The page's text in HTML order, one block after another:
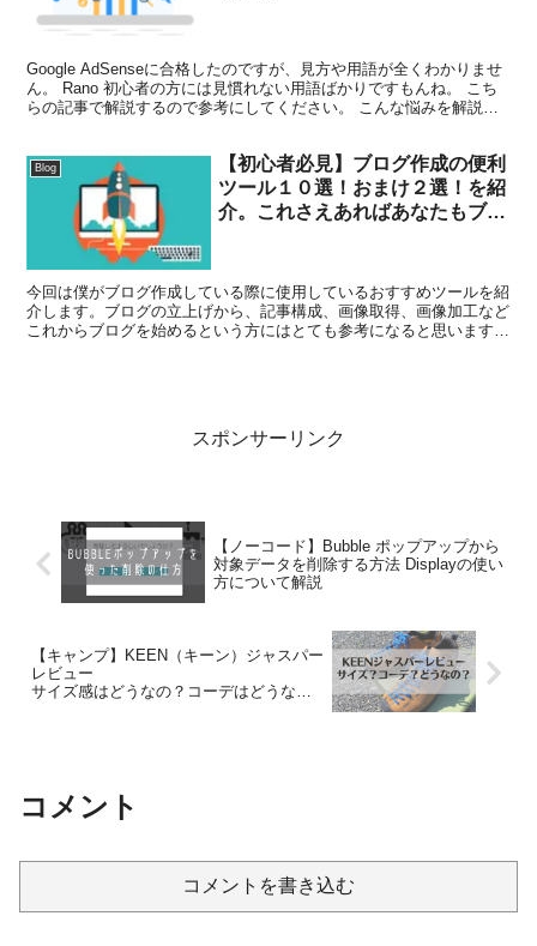
Google AdSenseに合格したのですが、見方や用語が全くわかりませ
ん。 Rano 初心者の方には見慣れない用語ばかりですもんね。 こち
らの記事で解説するので参考にしてください。 こんな悩みを解説し
Blog
【初心者必見】ブログ作成の便利
ツール１０選！おまけ２選！を紹
介。これさえあればあなたもブロ
今回は僕がブログ作成している際に使用しているおすすめツールを紹
介します。ブログの立上げから、記事構成、画像取得、画像加工など
これからブログを始めるという方にはとても参考になると思います。
スポンサーリンク
【ノーコード】Bubble ポップアップから
対象データを削除する方法 Displayの使い
方について解説
【キャンプ】KEEN（キーン）ジャスパー
レビュー
サイズ感はどうなの？コーデはどうな
コメント
コメントを書き込む